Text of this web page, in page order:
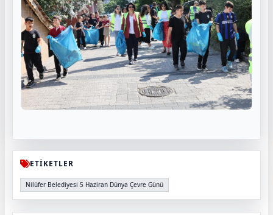
ETİKETLER
Nilüfer Belediyesi 5 Haziran Dünya Çevre Günü